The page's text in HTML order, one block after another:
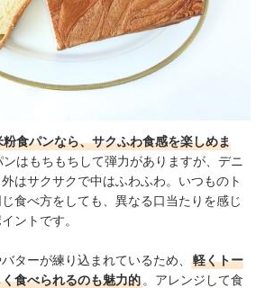
食パンなら、サクふわ食感を楽しめま
はもちもちして弾力がありますが、デニ
はサクサクで中はふわふわ。いつものト
食べ方をしても、異なる口当たりを感じ
ントです。
ターが練り込まれているため、
軽くトー
食べられるのも魅力的 。アレンジして食